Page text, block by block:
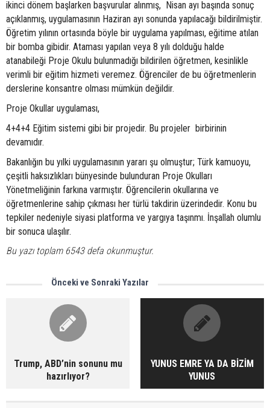
ikinci dönem başlarken başvurular alınmış, Nisan ayı başında sonuç
açıklanmış, uygulamasının Haziran ayı sonunda yapılacağı bildirilmiştir.
Öğretim yılının ortasında böyle bir uygulama yapılması, eğitime atılan
bir bomba gibidir. Ataması yapılan veya 8 yılı dolduğu halde
atanabileği Proje Okulu bulunmadığı bildirilen öğretmen, kesinlikle
verimli bir eğitim hizmeti veremez. Öğrenciler de bu öğretmenlerin
derslerine konsantre olması mümkün değildir.
Proje Okullar uygulaması,
4+4+4 Eğitim sistemi gibi bir projedir. Bu projeler birbirinin
devamıdır.
Bakanlığın bu yılki uygulamasının yararı şu olmuştur; Türk kamuoyu,
çeşitli haksızlıkları bünyesinde bulunduran Proje Okulları
Yönetmeliğinin farkına varmıştır. Öğrencilerin okullarına ve
öğretmenlerine sahip çıkması her türlü takdirin üzerindedir. Konu bu
tepkiler nedeniyle siyasi platforma ve yargıya taşınmı. İnşallah olumlu
bir sonuca ulaşılır.
Bu yazı toplam 6543 defa okunmuştur.
Önceki ve Sonraki Yazılar
Trump, ABD’nin sonunu mu
hazırlıyor?
YUNUS EMRE YA DA BİZİM
YUNUS